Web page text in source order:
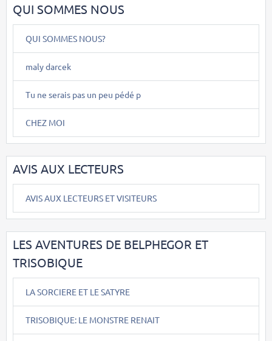
QUI SOMMES NOUS
QUI SOMMES NOUS?
maly darcek
Tu ne serais pas un peu pédé p
CHEZ MOI
AVIS AUX LECTEURS
AVIS AUX LECTEURS ET VISITEURS
LES AVENTURES DE BELPHEGOR ET
TRISOBIQUE
LA SORCIERE ET LE SATYRE
TRISOBIQUE: LE MONSTRE RENAIT